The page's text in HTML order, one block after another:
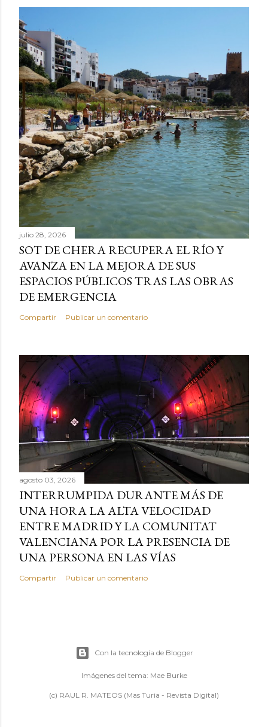
julio 28, 2026
SOT DE CHERA RECUPERA EL RÍO Y
AVANZA EN LA MEJORA DE SUS
ESPACIOS PÚBLICOS TRAS LAS OBRAS
DE EMERGENCIA
Compartir Publicar un comentario
agosto 03, 2026
INTERRUMPIDA DURANTE MÁS DE
UNA HORA LA ALTA VELOCIDAD
ENTRE MADRID Y LA COMUNITAT
VALENCIANA POR LA PRESENCIA DE
UNA PERSONA EN LAS VÍAS
Compartir Publicar un comentario
Con la tecnología de Blogger
Imágenes del tema: Mae Burke
(c) RAUL R. MATEOS (Mas Turia - Revista Digital)